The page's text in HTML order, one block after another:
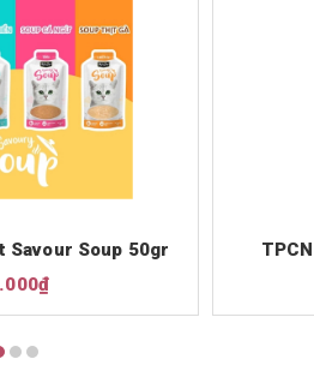
Savour Soup 50gr